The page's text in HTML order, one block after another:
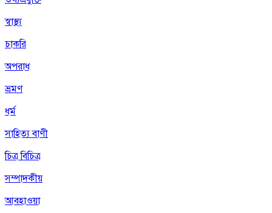
স্বাস্থ্য
চাকরি
অপরাধ
ভ্রমণ
ধর্ম
সাহিত্য বাণী
চিত্র বিচিত্র
সম্পাদকীয়
আবহাওয়া